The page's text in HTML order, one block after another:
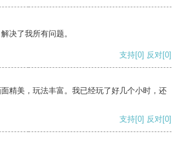
决了我所有问题。
支持[0] 反对[0]
精美，玩法丰富。我已经玩了好几个小时，还
支持[0] 反对[0]